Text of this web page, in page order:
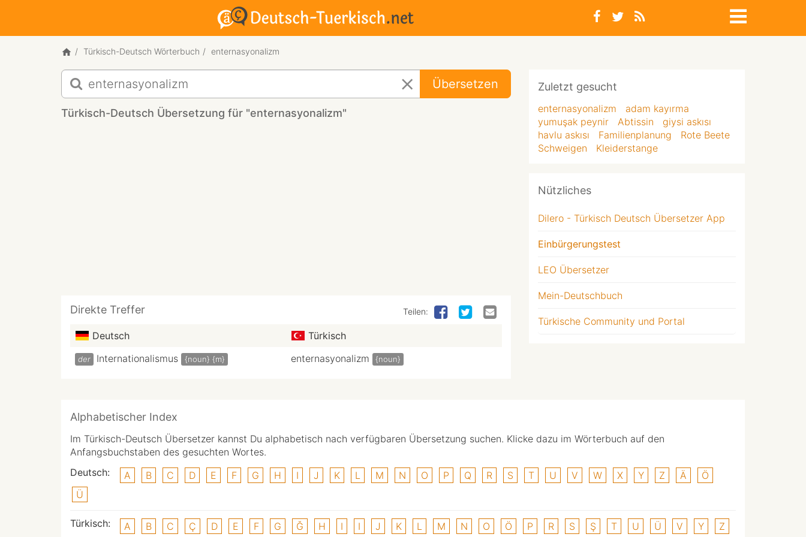
Türkisch-Deutsch Wörterbuch enternasyonalizm
Türkisch-
Deutsch
Übersetzung
für
Übersetzen
Türkisch-Deutsch Übersetzung für "enternasyonalizm"
Direkte Treffer Teilen:
Deutsch Türkisch
der Internationalismus {noun} {m} enternasyonalizm {noun}
Zuletzt gesucht
enternasyonalizm
adam kayırma
yumuşak peynir
Abtissin
giysi askısı
havlu askısı
Familienplanung
Rote Beete
Schweigen
Kleiderstange
Nützliches
Dilero - Türkisch Deutsch Übersetzer App
Einbürgerungstest
LEO Übersetzer
Mein-Deutschbuch
Türkische Community und Portal
Alphabetischer Index
Im Türkisch-Deutsch Übersetzer kannst Du alphabetisch nach verfügbaren Übersetzung suchen. Klicke dazu im Wörterbuch auf den
Anfangsbuchstaben des gesuchten Wortes.
Deutsch:
A B C D E F G H I J K L M N O P Q R S T U V W X Y Z Ä
Ö
Ü
Türkisch: A B C Ç D E F G Ğ H I I J K L M N O Ö P R S Ş T U Ü V Y Z